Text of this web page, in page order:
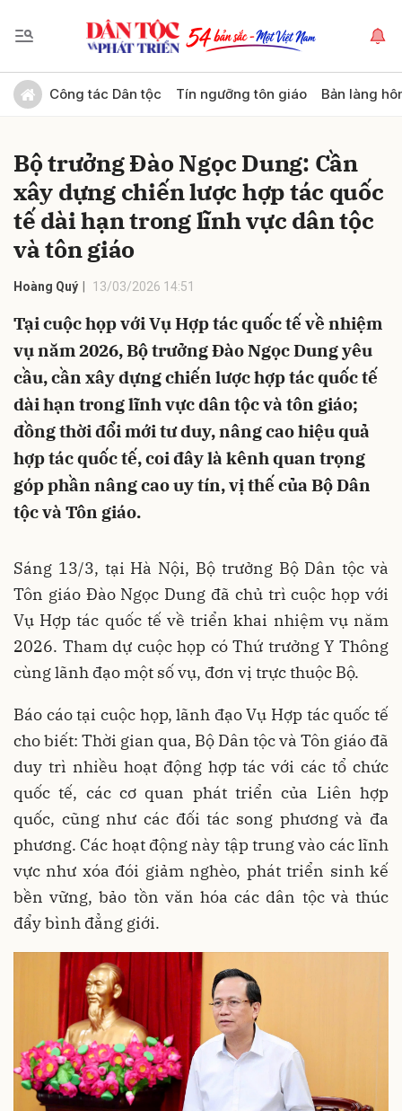
Công tác Dân tộc Tín ngưỡng tôn giáo Bản làng
Bộ trưởng Đào Ngọc Dung: Cần
xây dựng chiến lược hợp tác quốc
tế dài hạn trong lĩnh vực dân tộc
và tôn giáo
Hoàng Quý 13/03/2026 14:51
Tại cuộc họp với Vụ Hợp tác quốc tế về nhiệm
vụ năm 2026, Bộ trưởng Đào Ngọc Dung yêu
cầu, cần xây dựng chiến lược hợp tác quốc tế
dài hạn trong lĩnh vực dân tộc và tôn giáo;
đồng thời đổi mới tư duy, nâng cao hiệu quả
hợp tác quốc tế, coi đây là kênh quan trọng
góp phần nâng cao uy tín, vị thế của Bộ Dân
tộc và Tôn giáo.
Sáng 13/3, tại Hà Nội, Bộ trưởng Bộ Dân tộc và
Tôn giáo Đào Ngọc Dung đã chủ trì cuộc họp với
Vụ Hợp tác quốc tế về triển khai nhiệm vụ năm
2026. Tham dự cuộc họp có Thứ trưởng Y Thông
cùng lãnh đạo một số vụ, đơn vị trực thuộc Bộ.
Báo cáo tại cuộc họp, lãnh đạo Vụ Hợp tác quốc tế
cho biết: Thời gian qua, Bộ Dân tộc và Tôn giáo đã
duy trì nhiều hoạt động hợp tác với các tổ chức
quốc tế, các cơ quan phát triển của Liên hợp
quốc, cũng như các đối tác song phương và đa
phương. Các hoạt động này tập trung vào các lĩnh
vực như xóa đói giảm nghèo, phát triển sinh kế
bền vững, bảo tồn văn hóa các dân tộc và thúc
đẩy bình đẳng giới.
Gửi bình luận